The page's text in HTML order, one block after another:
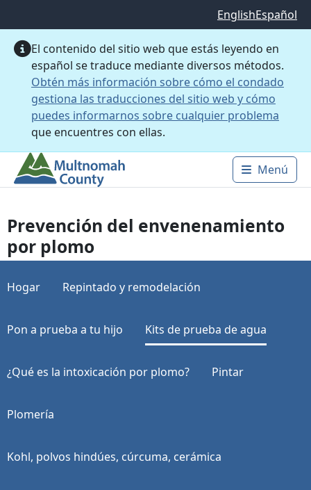
EnglishEspañol
El contenido del sitio web que estás leyendo en
español se traduce mediante diversos métodos.
Obtén más información sobre cómo el condado
gestiona las traducciones del sitio web y cómo
puedes informarnos sobre cualquier problema
que encuentres con ellas.
Main
Menú
Prevención del envenenamiento
por plomo
Hogar Repintado y remodelación
Pon a prueba a tu hijo Kits de prueba de agua
¿Qué es la intoxicación por plomo? Pintar
Plomería
Kohl, polvos hindúes, cúrcuma, cerámica